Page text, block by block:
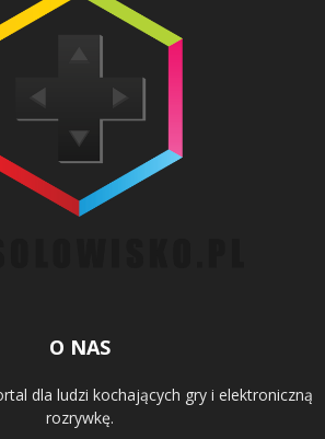
O NAS
dla ludzi kochających gry i elektroniczną
rozrywkę.